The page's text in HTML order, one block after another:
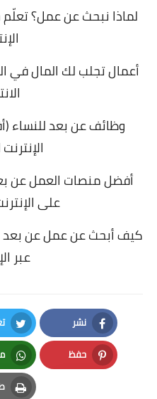
لماذا نبحث عن عمل؟
أفضل منصات العمل عن
على
كيف أبحث عن عمل عن بعد
عبر
نشر
Facebook
حفظ
Pinterest